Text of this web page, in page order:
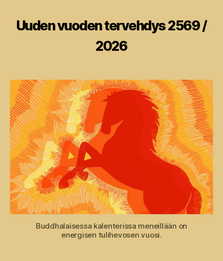
Kategoriat
Uuden vuoden tervehdys 2569 /
2026
Buddhalaisessa kalenterissa meneillään on
energisen tulihevosen vuosi.